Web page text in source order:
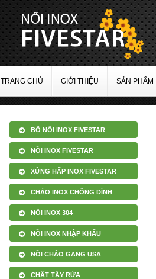
TRANG CHỦ GIỚI THIỆU SẢN PHẨM
BỘ NỒI INOX FIVESTAR
NỒI INOX FIVESTAR
XỬNG HẤP INOX FIVESTAR
CHẢO INOX CHỐNG DÍNH
NỒI INOX 304
NỒI INOX NHẬP KHẨU
NỒI CHẢO GANG USA
CHẤT TẨY RỬA